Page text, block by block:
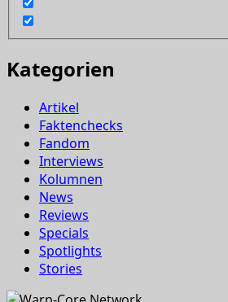
Kategorien
Artikel
Faktenchecks
Fandom
Interviews
Kolumnen
News
Reviews
Specials
Spotlights
Stories